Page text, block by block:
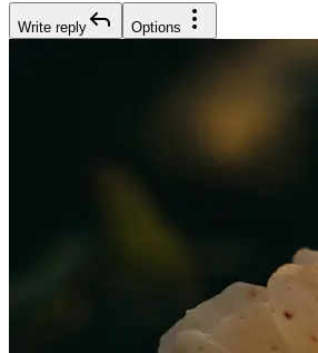
Write reply Options